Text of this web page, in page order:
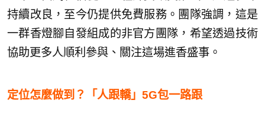
持續改良，至今仍提供免費服務。團隊強調，這是
一群香燈腳自發組成的非官方團隊，希望透過技術
協助更多人順利參與、關注這場進香盛事。
定位怎麼做到？「人跟轎」5G包一路跟